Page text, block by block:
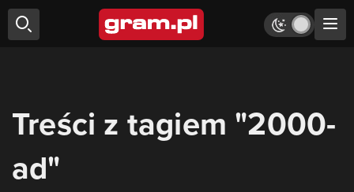
Treści z tagiem "2000-
ad"